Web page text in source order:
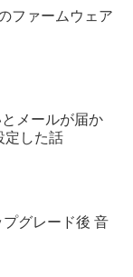
ファームウェア
メールが届か
定した話
グレード後 音